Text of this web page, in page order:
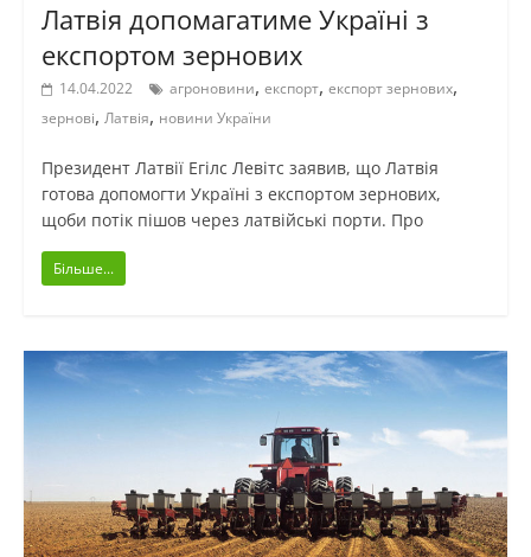
Латвія допомагатиме Україні з
експортом зернових
14.04.2022 агроновини, експорт, експорт зернових,
зернові, Латвія, новини України
Президент Латвії Егілс Левітс заявив, що Латвія
готова допомогти Україні з експортом зернових,
щоби потік пішов через латвійські порти. Про
Більше...